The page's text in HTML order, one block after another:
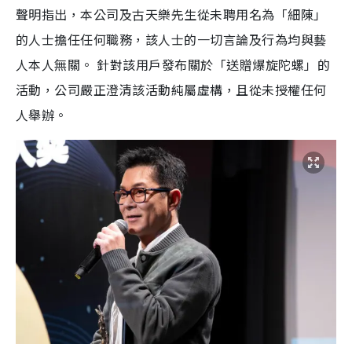
聲明指出，本公司及古天樂先生從未聘用名為「細陳」
的人士擔任任何職務，該人士的一切言論及行為均與藝
人本人無關。 針對該用戶發布關於「送贈爆旋陀螺」的
活動，公司嚴正澄清該活動純屬虛構，且從未授權任何
人舉辦。